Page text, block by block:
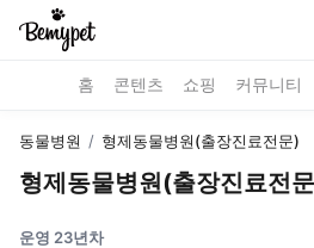
홈 콘텐츠 쇼핑 커뮤니티
동물병원 / 형제동물병원(출장진료전문)
형제동물병원(출장진료전
운영 23년차